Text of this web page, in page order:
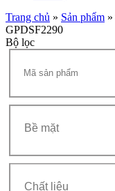
Trang chủ » Sản phẩm »
GPDSF2290
Bộ lọc